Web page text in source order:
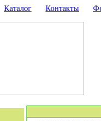
Каталог Контакты